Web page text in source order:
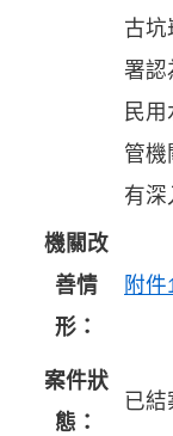
古坑
署認
民
管機
有深
機關改
善情
形：
附件
案件狀
態：
已結